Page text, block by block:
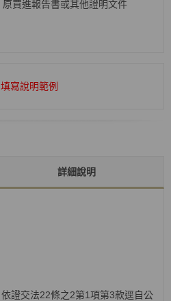
原買進報告書或其他證明文件
填寫說明範例
詳細說明
依證交法22條之2第1項第3款逕自公